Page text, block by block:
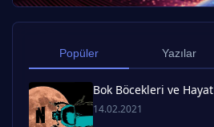
Popüler Yazılar
Bok Böcekleri ve Hayat
14.02.2021